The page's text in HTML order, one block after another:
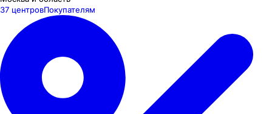
37 центровПокупателям